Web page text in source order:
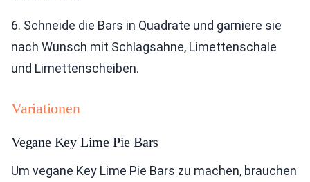
6. Schneide die Bars in Quadrate und garniere sie
nach Wunsch mit Schlagsahne, Limettenschale
und Limettenscheiben.
Variationen
Vegane Key Lime Pie Bars
Um vegane Key Lime Pie Bars zu machen, brauchen